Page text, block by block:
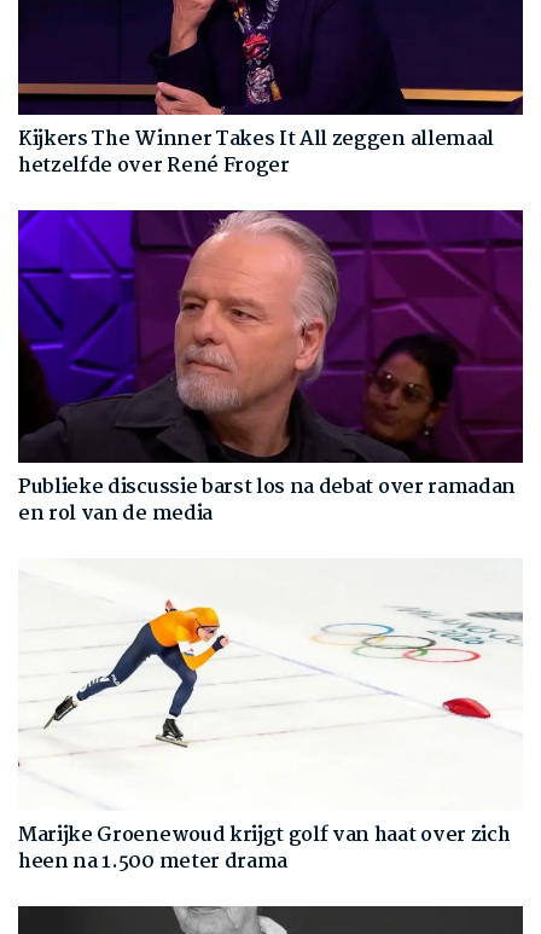
Kijkers The Winner Takes It All zeggen allemaal
hetzelfde over René Froger
Publieke discussie barst los na debat over ramadan
en rol van de media
Marijke Groenewoud krijgt golf van haat over zich
heen na 1.500 meter drama